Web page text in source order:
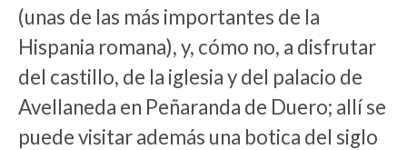
(unas de las más importantes de la
Hispania romana), y, cómo no, a disfrutar
del castillo, de la iglesia y del palacio de
Avellaneda en Peñaranda de Duero; allí se
puede visitar además una botica del siglo